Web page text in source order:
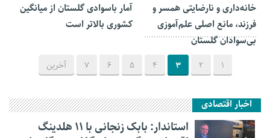
خانه‌داری و نارضایتی همسر و
فرزند، مانع اصلی علم‌آموزی
بی‌سوادان گلستان
آمار باسوادی گلستان از میانگین
کشوری بالاتر است
1
2
3
4
5
6
7 آخرین
اخبار اقتصادی
استاندار: بابک زنجانی با ۱۱ هلدینگ